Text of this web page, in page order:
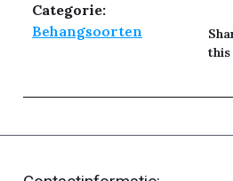
Categorie:
Behangsoorten
this